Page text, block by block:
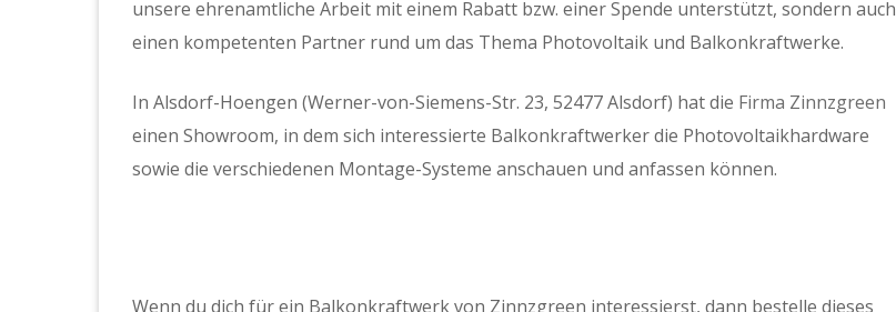
unsere ehrenamtliche Arbeit mit einem Rabatt bzw. einer Spende unterstützt, sondern auch
einen kompetenten Partner rund um das Thema Photovoltaik und Balkonkraftwerke.
In Alsdorf-Hoengen (Werner-von-Siemens-Str. 23, 52477 Alsdorf) hat die Firma Zinnzgreen
einen Showroom, in dem sich interessierte Balkonkraftwerker die Photovoltaikhardware
sowie die verschiedenen Montage-Systeme anschauen und anfassen können.
Wenn du dich für ein Balkonkraftwerk von Zinnzgreen interessierst, dann bestelle dieses